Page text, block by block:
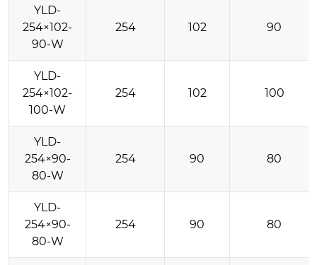
YLD-
254×102-
90-W
254 102 90
YLD-
254×102-
100-W
254 102 100
YLD-
254×90-
80-W
254 90 80
YLD-
254×90-
80-W
254 90 80